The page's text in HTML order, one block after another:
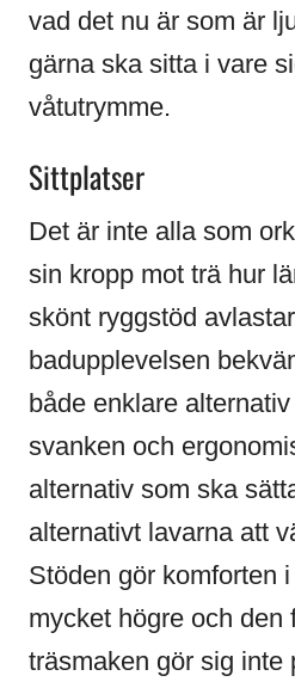
vad det nu är som är
gärna ska sitta i vare
våtutrymme.
Sittplatser
Det är inte alla som
sin kropp mot trä hur
skönt ryggstöd
badupplevelsen
både enklare
svanken och
alternativ som ska
alternativt lavarna att
Stöden gör komforten
mycket högre och den
träsmaken gör sig inte